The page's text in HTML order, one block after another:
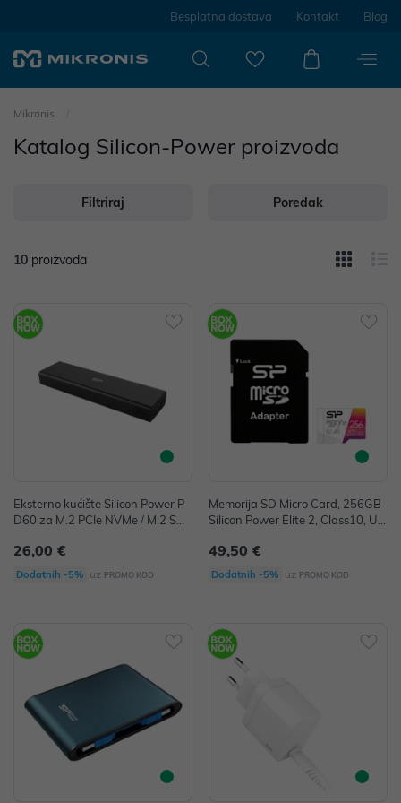
Besplatna dostava Kontakt Blog
Mikronis
Katalog Silicon-Power proizvoda
Filtriraj Poredak
10 proizvoda
Eksterno kućište Silicon Power P
D60 za M.2 PCIe NVMe / M.2 SAT
o, crno
26,00 €
Dodatnih -5% uz PROMO KOD
Memorija SD Micro Card, 256GB
Silicon Power Elite 2, Class10, UH
256GBSTXBV1V20SP
49,50 €
Dodatnih -5% uz PROMO KOD